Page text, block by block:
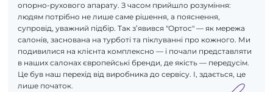
опорно-рухового апарату. З часом прийшло розуміння:
людям потрібно не лише саме рішення, а пояснення,
супровід, уважний підбір. Так з’явився "Ортос" — як мережа
салонів, заснована на турботі та піклуванні про кожного. Ми
подивилися на клієнта комплексно — і почали представляти
в наших салонах європейські бренди, де якість — передусім.
Це був наш перехід від виробника до сервісу. І, здається, це
лише початок.